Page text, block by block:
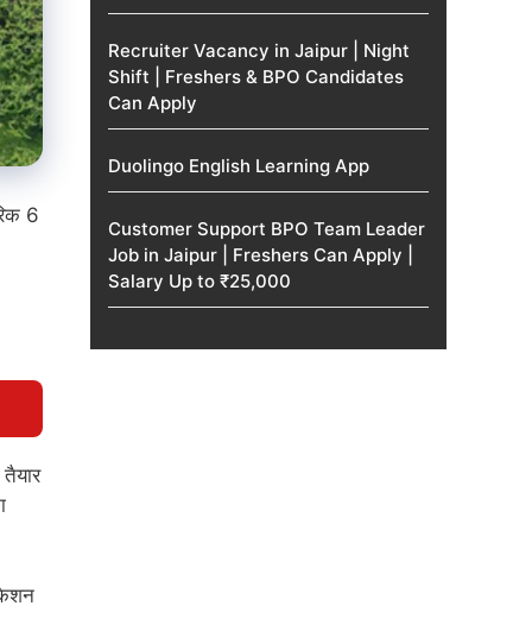
6
Recruiter Vacancy in Jaipur | Night
Shift | Freshers & BPO Candidates
Can Apply
Duolingo English Learning App
Customer Support BPO Team Leader
Job in Jaipur | Freshers Can Apply |
Salary Up to ₹25,000